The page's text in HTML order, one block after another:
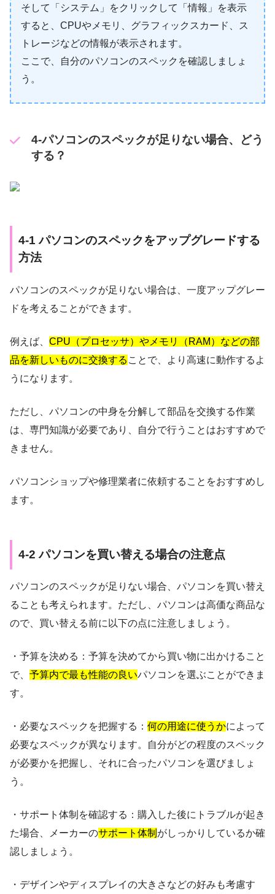
そして「システム」をクリックして「情報」を表示
すると、CPUやメモリ、グラフィックスカード、ス
トレージなどの情報が表示されます。
ここで、自分のパソコンのスペックを確認しましょ
う。
4-パソコンのスペックが足りない場合、どう
する？
4-1 パソコンのスペックをアップグレードする
方法
パソコンのスペックが足りない場合は、一度アップグレー
ドを考えることができます。
例えば、 CPU（プロセッサ）やメモリ（RAM）などの部
品を新しいものに交換する ことで、より高速に動作するよ
うになります。
ただし、パソコンの中身を分解して部品を交換する作業
は、専門知識が必要であり、自分で行うことはおすすめで
きません。
パソコンショップや修理業者に依頼することをおすすめし
ます。
4-2 パソコンを買い替える場合の注意点
パソコンのスペックが足りない場合、パソコンを買い替え
ることも考えられます。ただし、パソコンは高価な商品な
ので、買い替える前に以下の点に注意しましょう。
・予算を決める：予算を決めてから買い物に出かけること
で、 予算内で最も性能の良いパソコンを選ぶことができま
す。
・必要なスペックを把握する： 何の用途に使うかによって
必要なスペックが異なります。自分がどの程度のスペック
が必要かを把握し、それに合ったパソコンを選びましょ
う。
・サポート体制を確認する：購入した後にトラブルが起き
た場合、メーカーのサポート体制 がしっかりしているか確
認しましょう。
・デザインやディスプレイの大きさなどの好みも考慮す